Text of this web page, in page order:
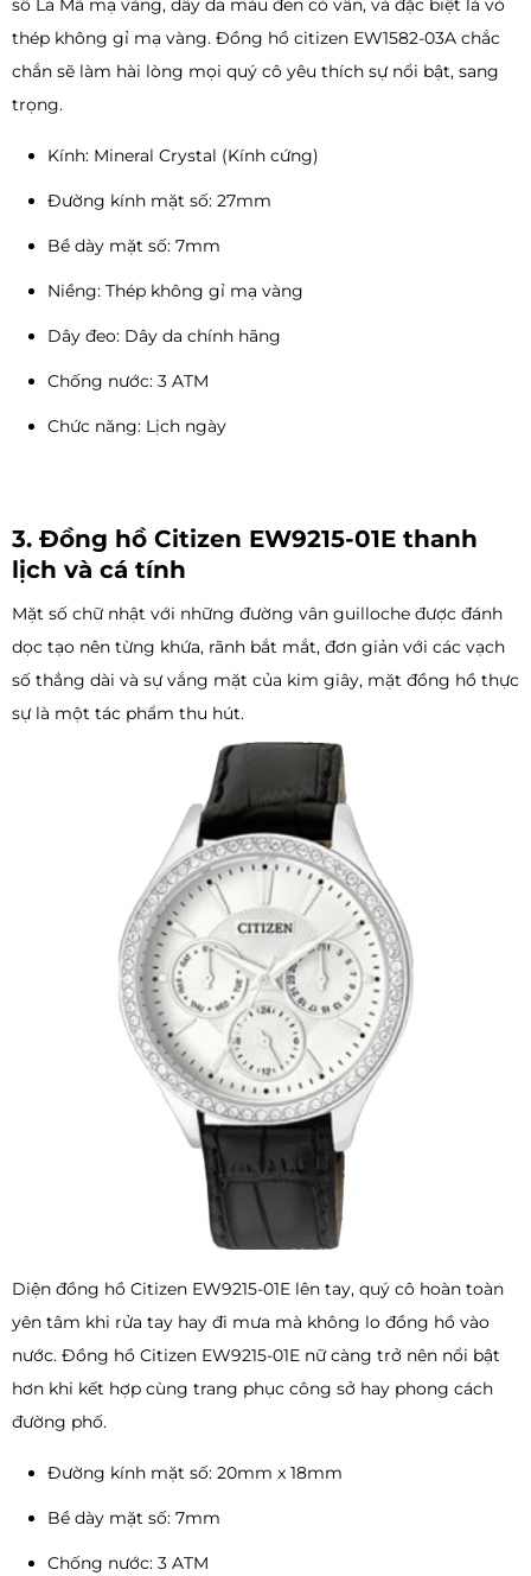
số La Mã mạ vàng, dây da màu đen có vân, và đặc biệt là vỏ
thép không gỉ mạ vàng. Đồng hồ citizen EW1582-03A chắc
chắn sẽ làm hài lòng mọi quý cô yêu thích sự nổi bật, sang
trọng.
Kính: Mineral Crystal (Kính cứng)
Đường kính mặt số: 27mm
Bề dày mặt số: 7mm
Niềng: Thép không gỉ mạ vàng
Dây đeo: Dây da chính hãng
Chống nước: 3 ATM
Chức năng: Lịch ngày
3. Đồng hồ Citizen EW9215-01E thanh
lịch và cá tính
Mặt số chữ nhật với những đường vân guilloche được đánh
dọc tạo nên từng khứa, rãnh bắt mắt, đơn giản với các vạch
số thẳng dài và sự vắng mặt của kim giây, mặt đồng hồ thực
sự là một tác phẩm thu hút.
Diện đồng hồ Citizen EW9215-01E lên tay, quý cô hoàn toàn
yên tâm khi rửa tay hay đi mưa mà không lo đồng hồ vào
nước. Đồng hồ Citizen EW9215-01E nữ càng trở nên nổi bật
hơn khi kết hợp cùng trang phục công sở hay phong cách
đường phố.
Đường kính mặt số: 20mm x 18mm
Bề dày mặt số: 7mm
Chống nước: 3 ATM